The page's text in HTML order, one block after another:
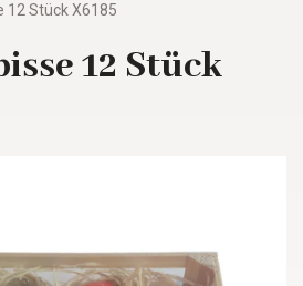
12 Stück X6185
12 Stück